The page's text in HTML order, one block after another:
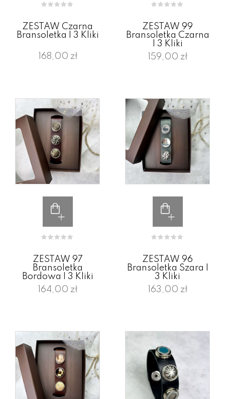
ZESTAW Czarna
Bransoletka I 3 Kliki
168,00 zł
ZESTAW 99
Bransoletka Czarna
I 3 Kliki
159,00 zł
ZESTAW 97
Bransoletka
Bordowa I 3 Kliki
164,00 zł
ZESTAW 96
Bransoletka Szara I
3 Kliki
163,00 zł